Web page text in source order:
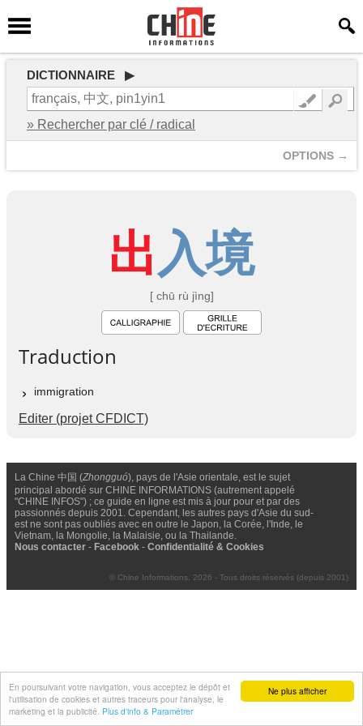
Ne plus afficher
En poursuivant votre navigation, vous acceptez le dépôt et
l'utilisation de cookies et autres traceurs pour l'analyse, le
marketing et la publicité. Plus d'info & Paramétrer
DICTIONNAIRE ▶
» Rechercher par clé / radical
OPTIONS →
出入境
[ chū rù jìng]
Traduction
immigration
Editer (projet CFDICT)
La Chine 中国 (Zhongguó), pays de l'Asie orientale, est le sujet
principal abordé sur CHINE INFORMATIONS (autrement appelé
"CHINE INFOS") ; ce guide en ligne est mis à jour pour et par des
passionnés depuis 2001. Cependant, les autres pays d'Asie du sud-
est ne sont pas oubliés avec en outre le Japon, la Corée, l'Inde, le
Vietnam, la Mongolie, la Malaisie, ou la Thailande.
Nous contacter - Facebook - Confidentialité & Cookies
© Chine Informations, 2026 - Tous droits réservés (depuis 2001)